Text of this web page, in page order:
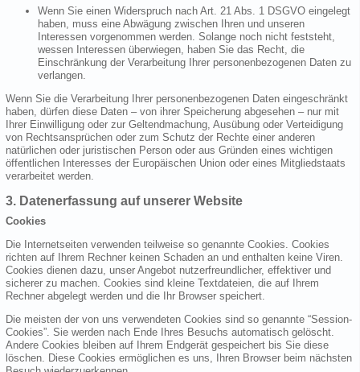
Wenn Sie einen Widerspruch nach Art. 21 Abs. 1 DSGVO eingelegt
haben, muss eine Abwägung zwischen Ihren und unseren
Interessen vorgenommen werden. Solange noch nicht feststeht,
wessen Interessen überwiegen, haben Sie das Recht, die
Einschränkung der Verarbeitung Ihrer personenbezogenen Daten zu
verlangen.
Wenn Sie die Verarbeitung Ihrer personenbezogenen Daten eingeschränkt
haben, dürfen diese Daten – von ihrer Speicherung abgesehen – nur mit
Ihrer Einwilligung oder zur Geltendmachung, Ausübung oder Verteidigung
von Rechtsansprüchen oder zum Schutz der Rechte einer anderen
natürlichen oder juristischen Person oder aus Gründen eines wichtigen
öffentlichen Interesses der Europäischen Union oder eines Mitgliedstaats
verarbeitet werden.
3. Datenerfassung auf unserer Website
Cookies
Die Internetseiten verwenden teilweise so genannte Cookies. Cookies
richten auf Ihrem Rechner keinen Schaden an und enthalten keine Viren.
Cookies dienen dazu, unser Angebot nutzerfreundlicher, effektiver und
sicherer zu machen. Cookies sind kleine Textdateien, die auf Ihrem
Rechner abgelegt werden und die Ihr Browser speichert.
Die meisten der von uns verwendeten Cookies sind so genannte “Session-
Cookies”. Sie werden nach Ende Ihres Besuchs automatisch gelöscht.
Andere Cookies bleiben auf Ihrem Endgerät gespeichert bis Sie diese
löschen. Diese Cookies ermöglichen es uns, Ihren Browser beim nächsten